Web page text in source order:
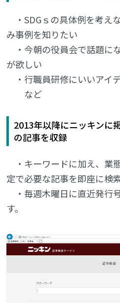
・SDGｓの具体例を考え
み事例を知りたい
・今朝の役員会で話題に
が欲しい
・行職員研修にいいアイ
など
2013年以降にニッキンに
の記事を収録
・キーワードに加え、業
定で必要な記事を即座に検
・毎週木曜日に直近発行
す。